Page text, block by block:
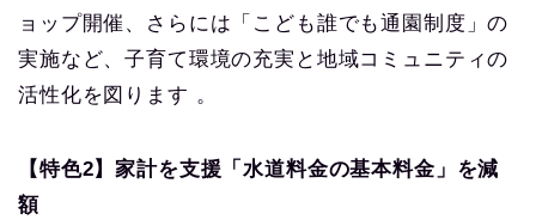
ョップ開催、さらには「こども誰でも通園制度」の
実施など、子育て環境の充実と地域コミュニティの
活性化を図ります 。
【特色2】家計を支援「水道料金の基本料金」を減
額